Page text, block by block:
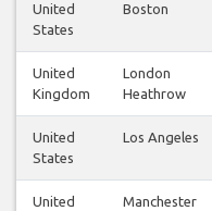
United
States
Boston
United
Kingdom
London
Heathrow
United
States
Los Angeles
United
Manchester